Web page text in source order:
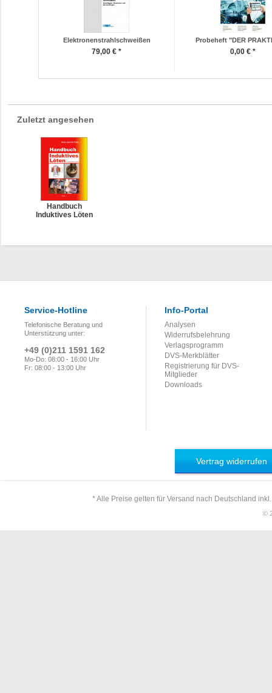
Elektronenstrahlschweißen
79,00 € *
Probeheft "DER
0,00 € *
Zuletzt angesehen
Handbuch
Induktives Löten
Service-Hotline
Telefonische Beratung und
Unterstützung unter:
+49 (0)211 1591 162
Mo-Do: 08:00 - 16:00 Uhr
Fr: 08:00 - 13:00 Uhr
Info-Portal
Analysen
Widerrufsbelehrung
Verlagsprogramm
DVS-Merkblätter
Registrierung für DVS-
Mitglieder
Downloads
Vertrag widerrufen
* Alle Preise gelten für Versand nach Deutschland
©